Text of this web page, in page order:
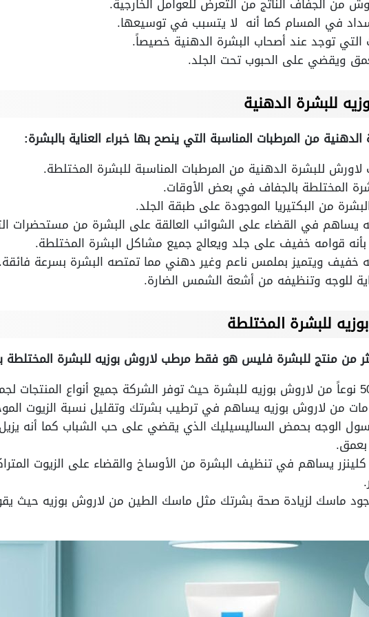
في المسام كما أنه لا يتسبب في توسيعها.
التي توجد عند أصحاب البشرة الدهنية خصيصاً.
ويقضي على الحبوب تحت الجلد.
للبشرة الدهنية
من المرطبات المناسبة التي ينصح بها خبراء العناية بالبشرة:
للبشرة الدهنية من المرطبات المناسبة للبشرة المختلطة.
المختلطة بالجفاف في بعض الأوقات.
من البكتيريا الموجودة على طبقة الجلد.
يساهم في القضاء على الشوائب العالقة على البشرة من مستحضرات
قوامه خفيف على جلد ويعالج جميع مشاكل البشرة المختلطة.
خفيف ويتميز بملمس ناعم وغير دهني مما تمتصه البشرة بسرعة فائقة.
للوجه وتنظيفه من أشعة الشمس الضارة.
للبشرة المختلطة
من منتج للبشرة فليس هو فقط مرطب لاروش بوزيه للبشرة المختلطة
مات من لاروش بوزيه يساهم في ترطيب بشرتك وتقليل نسبة الزيوت
الوجه بحمض الساليسيليك الذي يقضي على حب الشباب كما أنه يزيل
يساهم في تنظيف البشرة من الأوساخ والقضاء على الزيوت
ماسك لزيادة صحة بشرتك مثل ماسك الطين من لاروش بوزيه حيث